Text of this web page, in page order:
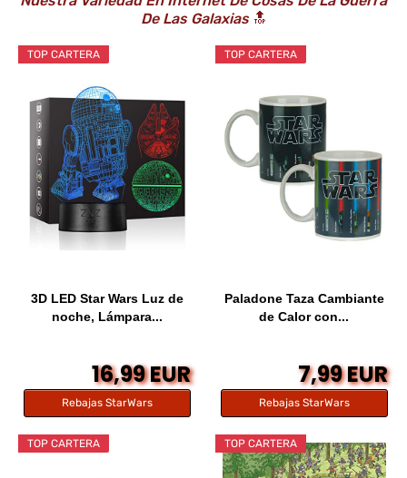
De Las Galaxias🔝
TOP CARTERA
3D LED Star Wars Luz de
noche, Lámpara...
16,99 EUR
Rebajas StarWars
TOP CARTERA
Paladone Taza Cambiante
de Calor con...
7,99 EUR
Rebajas StarWars
TOP CARTERA TOP CARTERA